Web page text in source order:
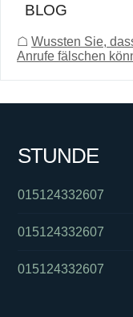
BLOG
☖ Wussten Sie,
Anrufe fälschen
STUNDE
015124332607
015124332607
015124332607